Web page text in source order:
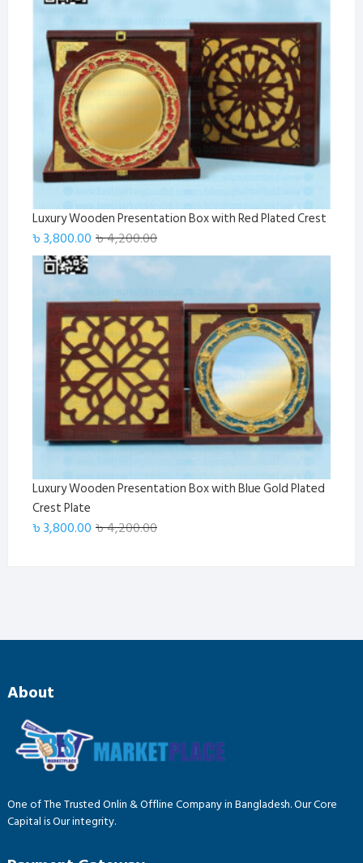
৳ 4,200.00.
৳ 3,800.00.
Luxury Wooden Presentation Box with Red Plated Crest
৳4,200.00Original
price
was:
৳ 4,200.00.
৳3,800.00
Current
price
is:
৳ 3,800.00.
Luxury Wooden Presentation Box with Blue Gold Plated
Crest Plate
৳4,200.00Original
৳3,800.00
Current
About
One of The Trusted Onlin & Offline Company in Bangladesh. Our Core
Capital is Our integrity.